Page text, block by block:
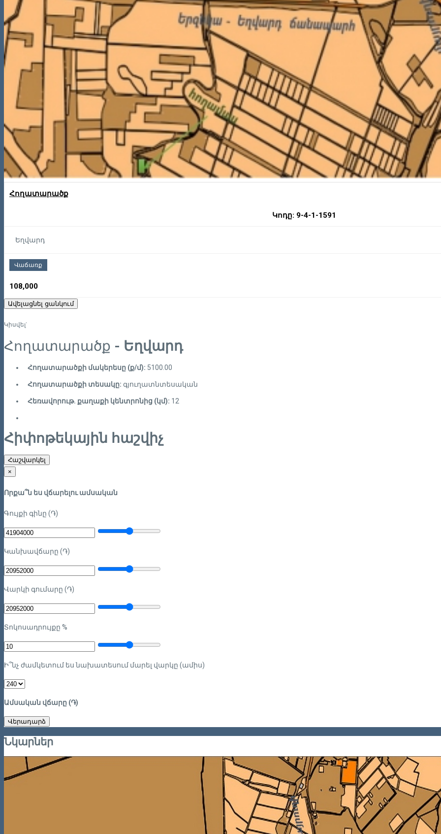
Հողատարածք
Կոդը: 9-4-1-1591
Եղվարդ
Վաճառք
108,000
Ավելացնել ցանկում
Կիսվել`
Հողատարածք - Եղվարդ
Հողատարածքի մակերեսը (ք/մ): 5100.00
Հողատարածքի տեսակը: գյուղատնտեսական
Հեռավորութ. քաղաքի կենտրոնից (կմ): 12
Հիփոթեկային հաշվիչ
Հաշվարկել
×
Որքա՞ն ես վճարելու ամսական
Գույքի գինը (֏)
Կանխավճարը (֏)
Վարկի գումարը (֏)
Տոկոսադրույքը %
Ի՞նչ ժամկետում ես նախատեսում մարել վարկը (ամիս)
Ամսական վճարը (֏)
Վերադարձ
Նկարներ